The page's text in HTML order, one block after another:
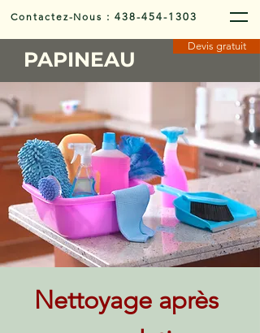
Contactez-Nous :438-454-1303
PAPINEAU
Devis gratuit
Nettoyage après